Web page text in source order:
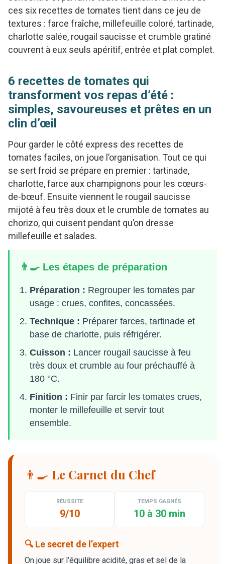
ces six recettes de tomates tient dans ce jeu de
textures : farce fraîche, millefeuille coloré, tartinade,
charlotte salée, rougail saucisse et crumble gratiné
couvrent à eux seuls apéritif, entrée et plat complet.
6 recettes de tomates qui
transforment vos repas d’été :
simples, savoureuses et prêtes en un
clin d’œil
Pour garder le côté express des recettes de
tomates faciles, on joue l’organisation. Tout ce qui
se sert froid se prépare en premier : tartinade,
charlotte, farce aux champignons pour les cœurs-
de-bœuf. Ensuite viennent le rougail saucisse
mijoté à feu très doux et le crumble de tomates au
chorizo, qui cuisent pendant qu’on dresse
millefeuille et salades.
👨‍🍳 Les étapes de préparation
Préparation : Regrouper les tomates par
usage : crues, confites, concassées.
Technique : Préparer farces, tartinade et
base de charlotte, puis réfrigérer.
Cuisson : Lancer rougail saucisse à feu
très doux et crumble au four préchauffé à
180 °C.
Finition : Finir par farcir les tomates crues,
monter le millefeuille et servir tout
ensemble.
👨‍🍳 Le Carnet du Chef
RÉUSSITE
9/10
TEMPS GAGNÉS
10 à 30 min
🔍 Le secret de l’expert
On joue sur l’équilibre acidité, gras et sel de la